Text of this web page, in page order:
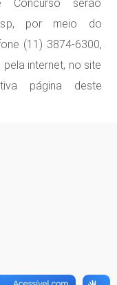
Concurso serão
por meio do
(11) 3874-6300,
internet, no site
página deste